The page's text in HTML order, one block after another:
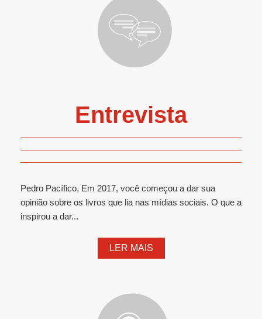
Entrevista
Pedro Pacífico, Em 2017, você começou a dar sua
opinião sobre os livros que lia nas mídias sociais. O que a
inspirou a dar...
LER MAIS